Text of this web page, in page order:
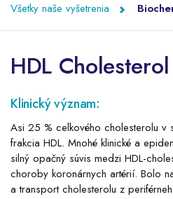
Všetky naše vyšetrenia
HDL Cholesterol
Klinický význam:
Asi 25 % celkového cholesterolu v
frakcia HDL. Mnohé klinické a
silný opačný súvis medzi HDL-
choroby koronárnych artérií. Bolo
a transport cholesterolu z